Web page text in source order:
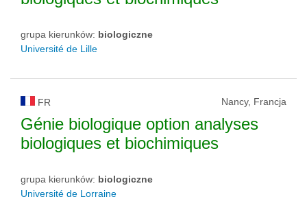
grupa kierunków: biologiczne
Université de Lille
FR Nancy, Francja
Génie biologique option analyses
biologiques et biochimiques
grupa kierunków: biologiczne
Université de Lorraine